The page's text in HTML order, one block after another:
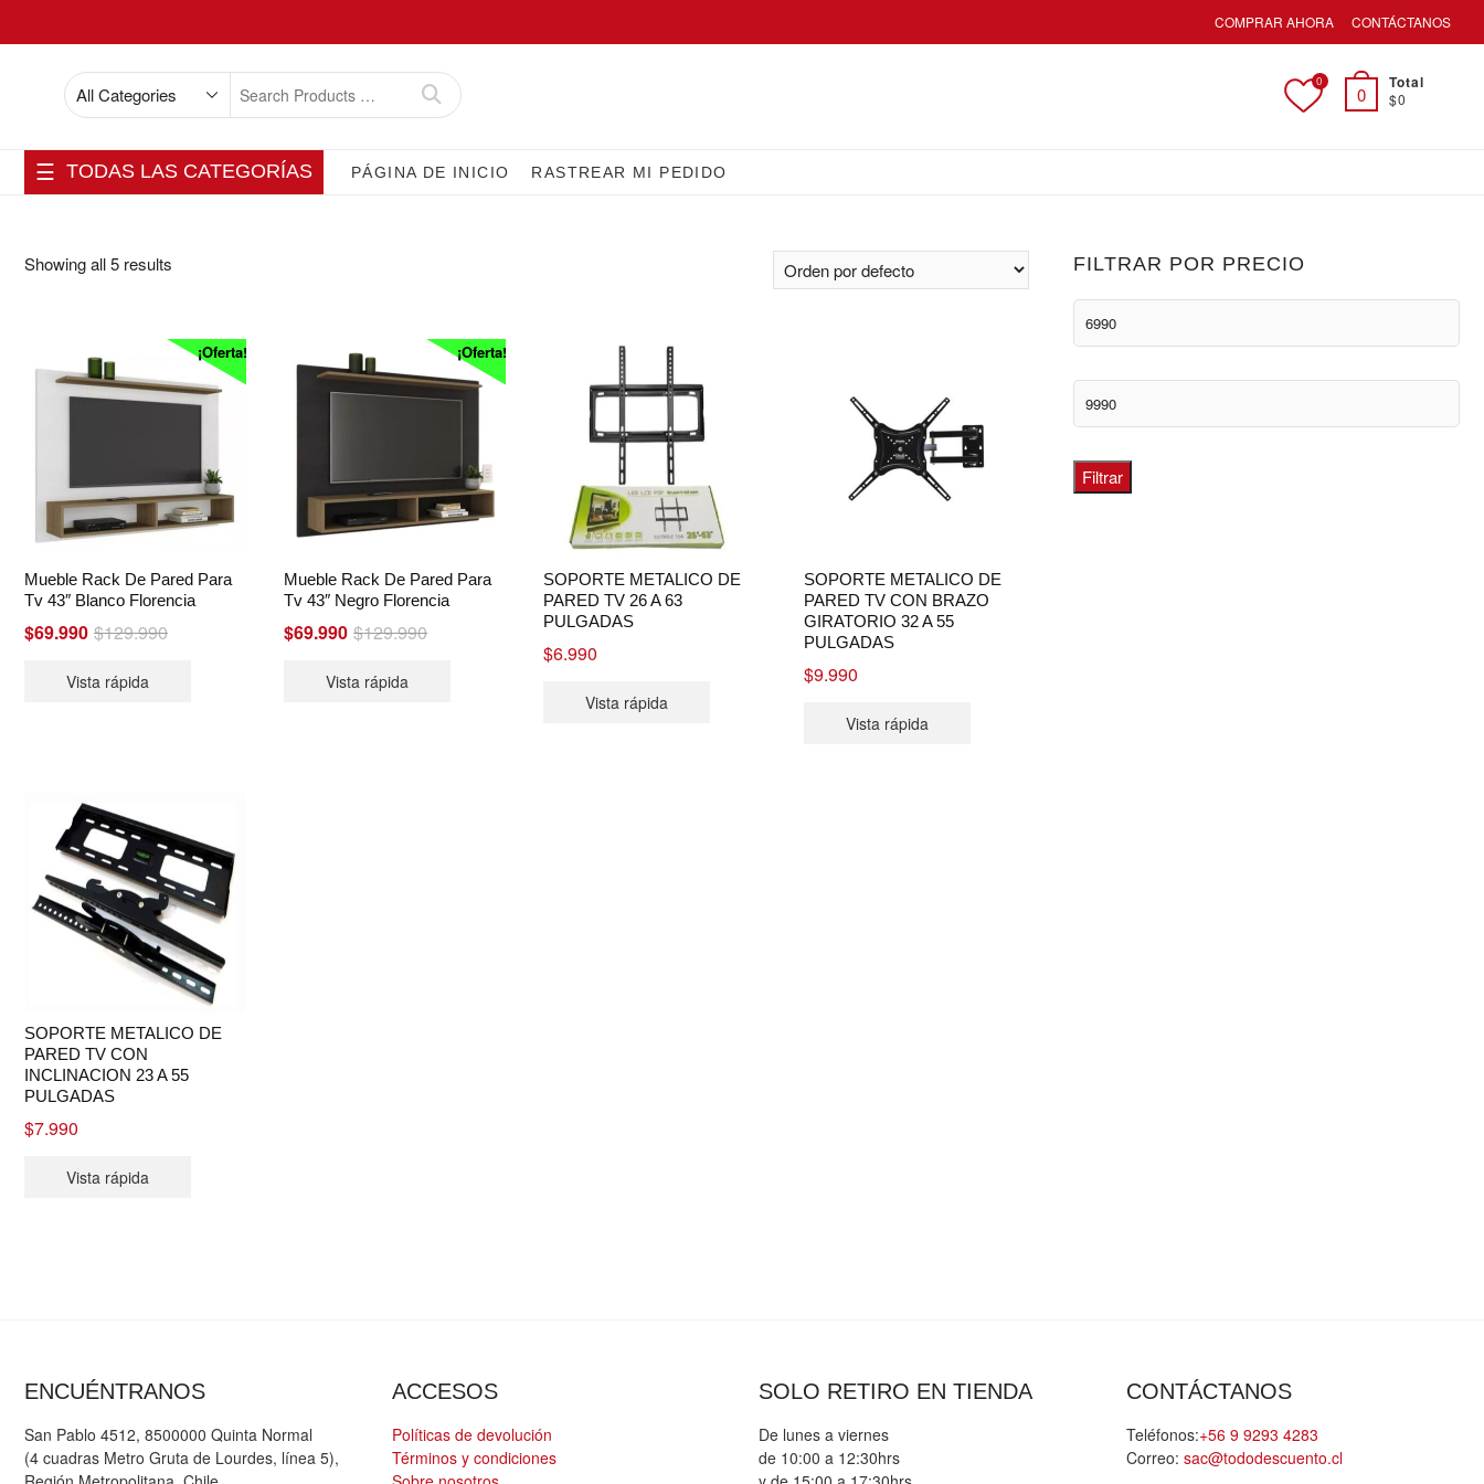
COMPRAR AHORA CONTÁCTANOS
Search
0
0
Total
$0
TODAS LAS CATEGORÍAS PÁGINA DE INICIO RASTREAR MI PEDIDO
Showing all 5 results
¡Oferta!
Mueble Rack De Pared Para
Tv 43″ Blanco Florencia
$129.990Original
$69.990
Current
Vista rápida
¡Oferta!
Mueble Rack De Pared Para
Tv 43″ Negro Florencia
$129.990Original
$69.990
Current
Vista rápida
SOPORTE METALICO DE
PARED TV 26 A 63
PULGADAS
$6.990
Vista rápida
SOPORTE METALICO DE
PARED TV CON BRAZO
GIRATORIO 32 A 55
PULGADAS
$9.990
Vista rápida
SOPORTE METALICO DE
PARED TV CON
INCLINACION 23 A 55
PULGADAS
$7.990
Vista rápida
FILTRAR POR PRECIO
Precio
mínimo
Precio
máximo
Filtrar
ENCUÉNTRANOS
San Pablo 4512, 8500000 Quinta Normal
(4 cuadras Metro Gruta de Lourdes, línea 5),
ACCESOS
Políticas de devolución
Términos y condiciones
SOLO RETIRO EN TIENDA
De lunes a viernes
de 10:00 a 12:30hrs
CONTÁCTANOS
Teléfonos:+56 9 9293 4283
Correo: sac@tododescuento.cl